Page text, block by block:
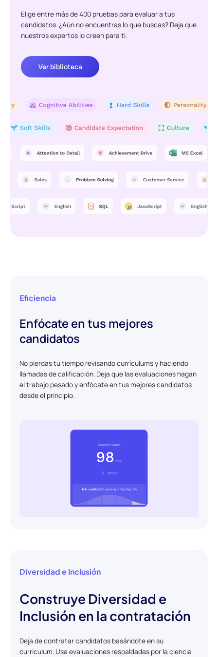
Elige entre más de 400 pruebas para evaluar a tus
candidatos. ¿Aún no encuentras lo que buscas? Deja que
nuestros expertos lo creen para ti.
Ver biblioteca
Eficiencia
Enfócate en tus mejores
candidatos
No pierdas tu tiempo revisando currículums y haciendo
llamadas de calificación. Deja que las evaluaciones hagan
el trabajo pesado y enfócate en tus mejores candidatos
desde el principio.
Diversidad e Inclusión
Construye Diversidad e
Inclusión en la contratación
Deja de contratar candidatos basándote en su
currículum. Usa evaluaciones respaldadas por la ciencia